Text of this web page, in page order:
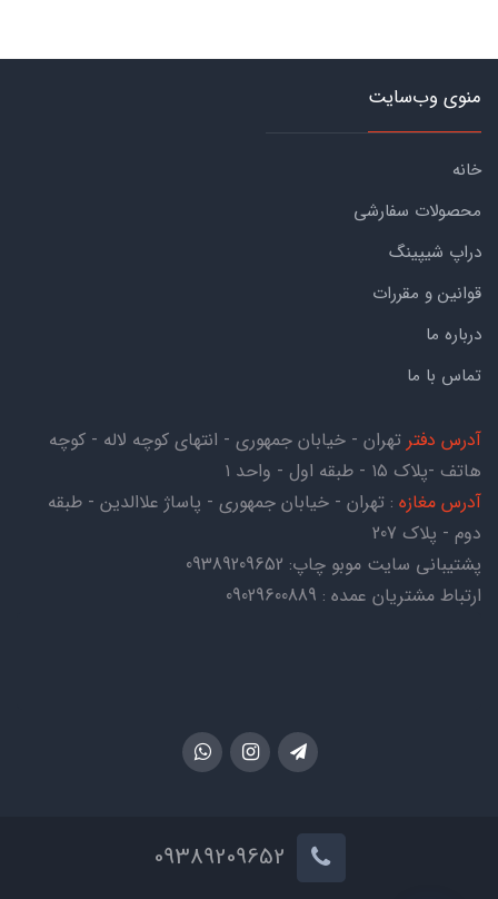
منوی وب‌سایت
خانه
محصولات سفارشی
دراپ شیپینگ
قوانین و مقررات
درباره ما
تماس با ما
آدرس دفتر تهران - خیابان جمهوری - انتهای کوچه لاله - کوچه
هاتف -پلاک ۱۵ - طبقه اول - واحد ۱
آدرس مغازه : تهران - خیابان جمهوری - پاساژ علاالدین - طبقه
دوم - پلاک 207
پشتیبانی سایت موبو چاپ: 09389209652
ارتباط مشتریان عمده : 09029600889